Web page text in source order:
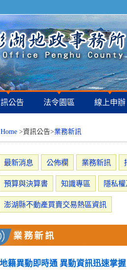
公告 法令園區 線上申辦
Home >資訊公告>業務新訊
最新消息 公佈欄 業務新訊
預算與決算書 知識專區 隱私
澎湖縣不動產買賣交易熱區資訊
業務新訊
地籍異動即時通 異動資訊迅速掌握